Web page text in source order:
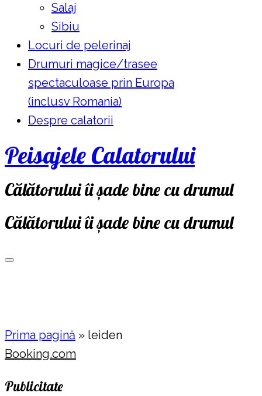
Salaj
Sibiu
Locuri de pelerinaj
Drumuri magice/trasee
spectaculoase prin Europa
(inclusv Romania)
Despre calatorii
Peisajele Calatorului
Călătorului îi șade bine cu drumul
Călătorului îi șade bine cu drumul
Prima pagină » leiden
Booking.com
Publicitate